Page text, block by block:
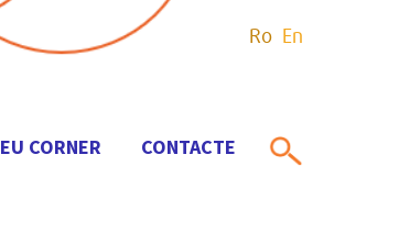
Ro En
EU CORNER CONTACTE